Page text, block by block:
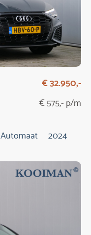
€ 32.950,-
€ 575,- p/m
Automaat 2024